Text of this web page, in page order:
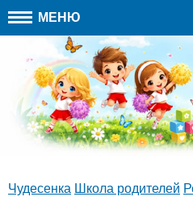
МЕНЮ
Чудесенка Школа родителей